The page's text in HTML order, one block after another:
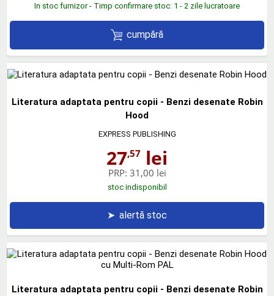
In stoc furnizor - Timp confirmare stoc: 1 - 2 zile lucratoare
cumpără
Literatura adaptata pentru copii - Benzi desenate Robin
Hood
EXPRESS PUBLISHING
27,57 lei
PRP: 31,00 lei
stoc indisponibil
➤ alertă stoc
Literatura adaptata pentru copii - Benzi desenate Robin